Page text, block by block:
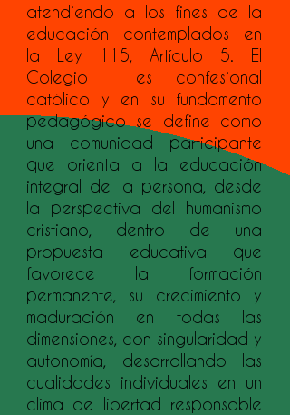
atendiendo a los fines de la
educación contemplados en
la Ley 115, Artículo 5. El
Colegio es confesional
católico y en su fundamento
pedagógico se define como
una comunidad participante
que orienta a la educación
integral de la persona, desde
la perspectiva del humanismo
cristiano, dentro de una
propuesta educativa que
favorece la formación
permanente, su crecimiento y
maduración en todas las
dimensiones, con singularidad y
autonomía, desarrollando las
cualidades individuales en un
clima de libertad responsable